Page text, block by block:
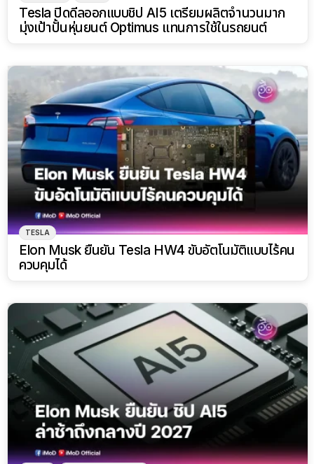
Tesla ปิดดีลออกแบบชิป AI5 เตรียมผลิตจำนวนมาก
มุ่งเป้าปั้นหุ่นยนต์ Optimus แทนการใช้ในรถยนต์
TESLA
Elon Musk ยืนยัน Tesla HW4 ขับอัตโนมัติแบบไร้คน
ควบคุมได้